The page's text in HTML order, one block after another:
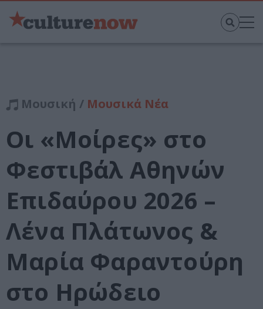
Μουσική / Μουσικά Νέα
Οι «Μοίρες» στο
Φεστιβάλ Αθηνών
Επιδαύρου 2026 –
Λένα Πλάτωνος &
Μαρία Φαραντούρη
στο Ηρώδειο